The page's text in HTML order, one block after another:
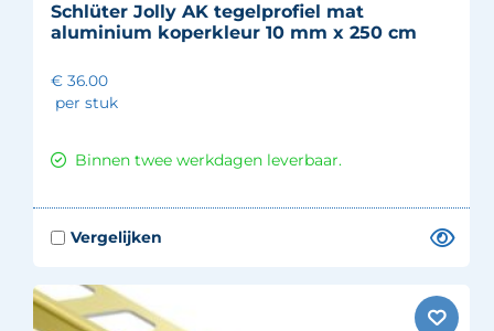
Schlüter Jolly AK tegelprofiel mat
aluminium koperkleur 10 mm x 250 cm
€ 36.00
per stuk
Binnen twee werkdagen leverbaar.